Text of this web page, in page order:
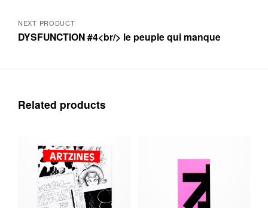
NEXT PRODUCT
DYSFUNCTION #4<br/> le peuple qui manque
Related products